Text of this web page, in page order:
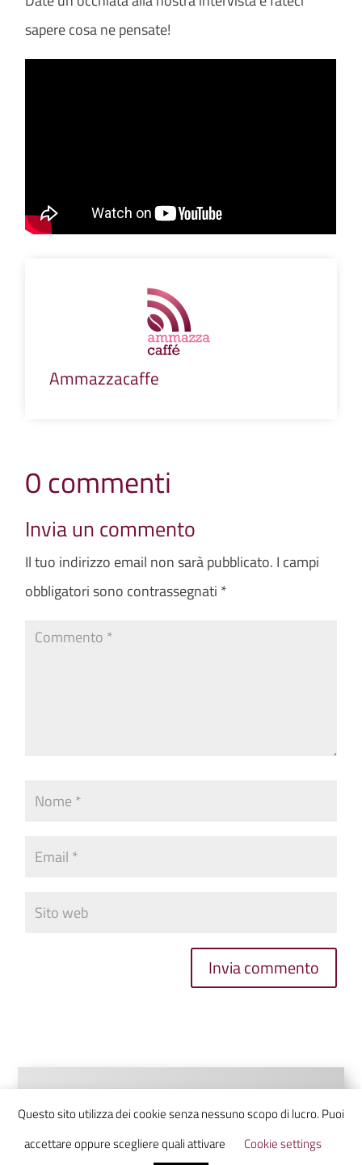
sapere cosa ne pensate!
Ammazzacaffe
0 commenti
Invia un commento
Il tuo indirizzo email non sarà pubblicato. I campi
obbligatori sono contrassegnati *
Invia commento
Questo sito utilizza dei cookie senza nessuno scopo di lucro. Puoi
accettare oppure scegliere quali attivare
Cookie settings